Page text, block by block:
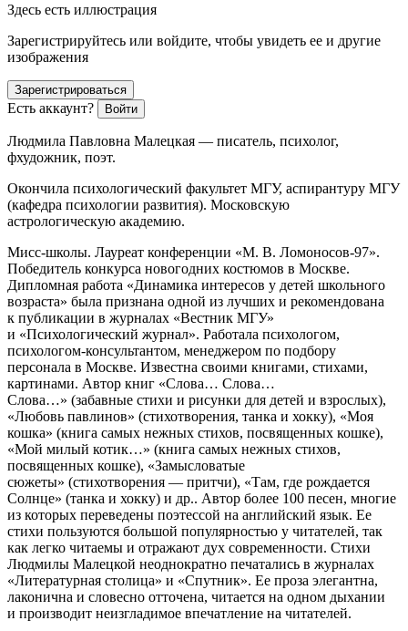
Здесь есть иллюстрация
Зарегистрируйтесь или войдите, чтобы увидеть ее и другие
изображения
Зарегистрироваться
Есть аккаунт? Войти
Людмила Павловна Малецкая — писатель, психолог,
фхудожник, поэт.
Окончила психологический факультет МГУ, аспирантуру МГУ
(кафедра психологии развития). Московскую
астрологическую академию.
Мисс-школы. Лауреат конференции «М. В. Ломоносов-97».
Победитель конкурса новогодних костюмов в Москве.
Дипломная работа «Динамика интересов у детей школьного
возраста» была признана одной из лучших и рекомендована
к публикации в журналах «Вестник МГУ»
и «Психологический журнал». Работала психологом,
психологом-консультантом, менеджером по подбору
персонала в Москве. Известна своими книгами, стихами,
картинами. Автор книг «Слова… Слова…
Слова…» (забавные стихи и рисунки для детей и взрослых),
«Любовь павлинов» (стихотворения, танка и хокку), «Моя
кошка» (книга самых нежных стихов, посвященных кошке),
«Мой милый котик…» (книга самых нежных стихов,
посвященных кошке), «Замысловатые
сюжеты» (стихотворения — притчи), «Там, где рождается
Солнце» (танка и хокку) и др.. Автор более 100 песен, многие
из которых переведены поэтессой на английский язык. Ее
стихи пользуются большой популярностью у читателей, так
как легко читаемы и отражают дух современности. Стихи
Людмилы Малецкой неоднократно печатались в журналах
«Литературная столица» и «Спутник». Ее проза элегантна,
лаконична и словесно отточена, читается на одном дыхании
и производит неизгладимое впечатление на читателей.